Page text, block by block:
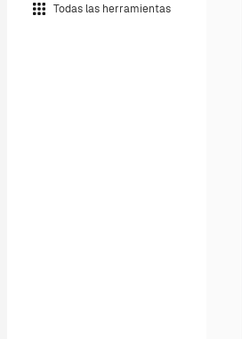
Todas las herramientas